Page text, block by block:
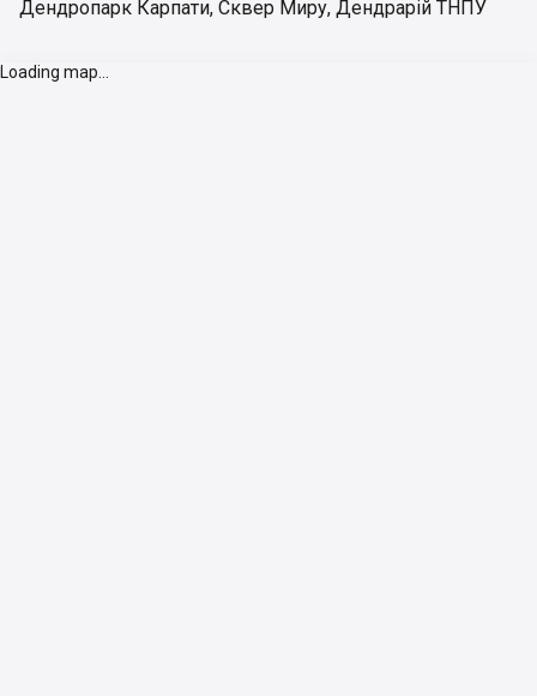
Дендропарк Карпати, Сквер Миру, Дендрарій ТНПУ
Loading map...